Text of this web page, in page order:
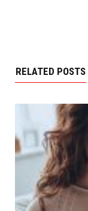
RELATED POSTS